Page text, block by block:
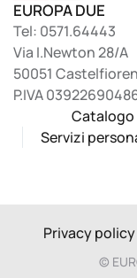
EUROPA DUE
Tel: 0571.64443
Via I.Newton 28/A
50051
P.IVA
Servizi
Privacy policy
©